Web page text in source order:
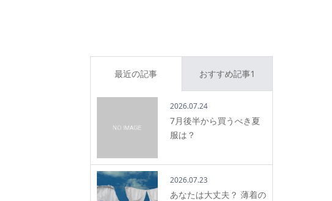
最近の記事 おすすめ記事1
2026.07.24
7月後半から買うべき夏
服は？
2026.07.23
あなたは大丈夫？ 薄着の